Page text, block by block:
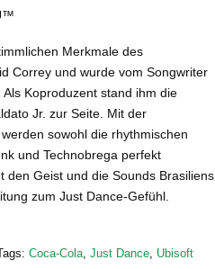
Merkmale des
Correy und wurde vom Songwriter
Koproduzent stand ihm die
Jr. zur Seite. Mit der
sowohl die rhythmischen
und Technobrega perfekt
den Geist und die Sounds Brasiliens
zum Just Dance-Gefühl.
Coca-Cola, Just Dance, Ubisoft